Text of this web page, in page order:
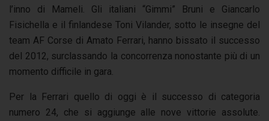
l’inno di Mameli. Gli italiani “Gimmi” Bruni e Giancarlo
Fisichella e il finlandese Toni Vilander, sotto le insegne del
team AF Corse di Amato Ferrari, hanno bissato il successo
del 2012, surclassando la concorrenza nonostante più di un
momento difficile in gara.
Per la Ferrari quello di oggi è il successo di categoria
numero 24, che si aggiunge alle nove vittorie assolute.